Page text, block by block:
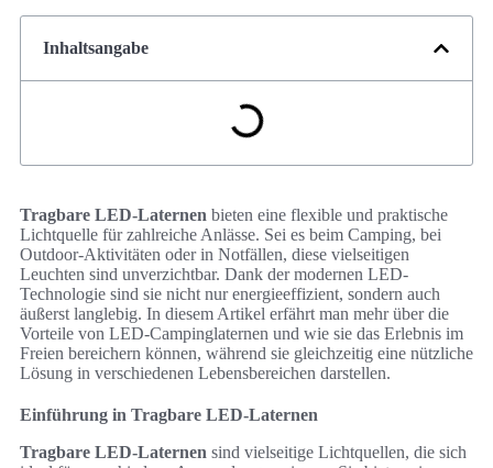
Inhaltsangabe
Tragbare LED-Laternen bieten eine flexible und praktische
Lichtquelle für zahlreiche Anlässe. Sei es beim Camping, bei
Outdoor-Aktivitäten oder in Notfällen, diese vielseitigen
Leuchten sind unverzichtbar. Dank der modernen LED-
Technologie sind sie nicht nur energieeffizient, sondern auch
äußerst langlebig. In diesem Artikel erfährt man mehr über die
Vorteile von LED-Campinglaternen und wie sie das Erlebnis im
Freien bereichern können, während sie gleichzeitig eine nützliche
Lösung in verschiedenen Lebensbereichen darstellen.
Einführung in Tragbare LED-Laternen
Tragbare LED-Laternen sind vielseitige Lichtquellen, die sich